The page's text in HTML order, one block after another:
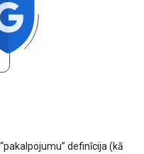
definīcija (kā